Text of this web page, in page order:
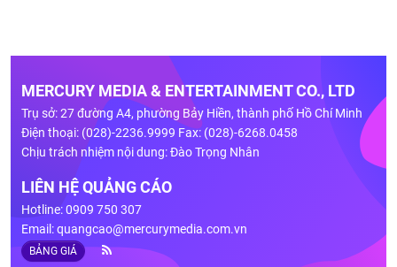
MERCURY MEDIA & ENTERTAINMENT CO., LTD
Trụ sở: 27 đường A4, phường Bảy Hiền, thành phố Hồ Chí Minh
Điện thoại: (028)-2236.9999 Fax: (028)-6268.0458
Chịu trách nhiệm nội dung: Đào Trọng Nhân
LIÊN HỆ QUẢNG CÁO
Hotline: 0909 750 307
Email:quangcao@mercurymedia.com.vn
BẢNG GIÁ